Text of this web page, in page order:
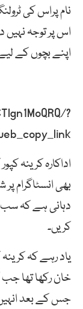
نام پراس کی
اس پر توجہ نہیں
اپنے بچوں کے
?
اداکارہ کرینہ
بھی انسٹاگرام
دہانی ہے کہ سب
کریں۔
یاد رہے کہ
خان رکھا تھا جب
جس کے بعد